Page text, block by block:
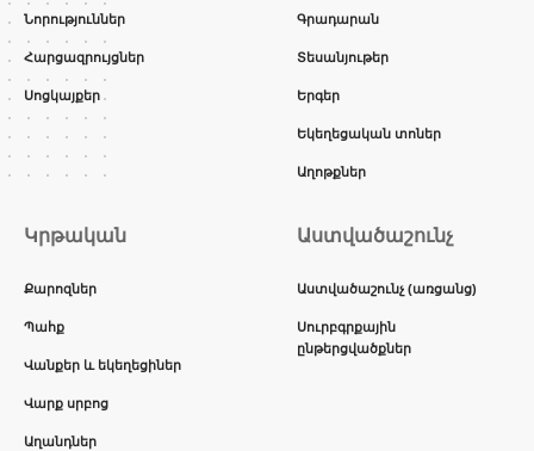
Նորություններ
Հարցազրույցներ
Սոցկայքեր
Գրադարան
Տեսանյութեր
Երգեր
Եկեղեցական տոներ
Աղոթքներ
Կրթական
Քարոզներ
Պահք
Վանքեր և եկեղեցիներ
Վարք սրբոց
Աղանդներ
Աստվածաշունչ
Աստվածաշունչ (առցանց)
Սուրբգրքային
ընթերցվածքներ